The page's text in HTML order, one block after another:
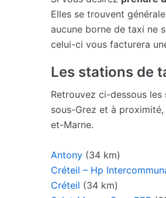
Elles se trouvent
aucune borne de taxi ne
celui-ci vous facturera
Les stations de
Retrouvez ci-dessous les
sous-Grez et à
et-Marne.
Antony (34 km)
Créteil – Hp
Créteil (34 km)